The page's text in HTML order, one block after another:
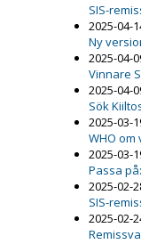
SIS-
2025-04-
Ny
2025-04-
Vinnare
2025-04-
Sök
2025-03-
WHO
2025-03-
Passa
2025-02-
SIS-
2025-02-